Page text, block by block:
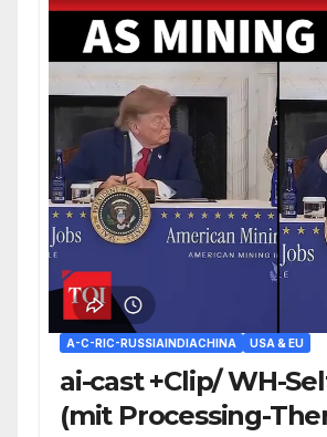
A-C-RIC-RUSSIAINDIACHINA USA & EU
ai-cast +Clip/ WH-
(mit Processing-